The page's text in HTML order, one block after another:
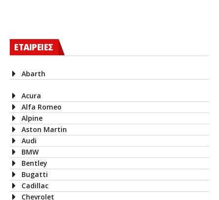
ΕΤΑΙΡΕΙΕΣ
Abarth
Acura
Alfa Romeo
Alpine
Aston Martin
Audi
BMW
Bentley
Bugatti
Cadillac
Chevrolet